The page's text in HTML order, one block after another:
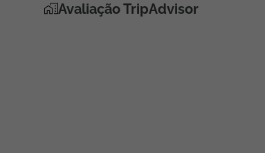
Avaliação TripAdvisor